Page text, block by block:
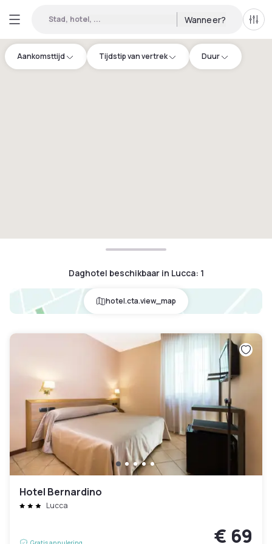
Stad, hotel, ... Wanneer?
Aankomsttijd Tijdstip van vertrek Duur
Daghotel beschikbaar in Lucca: 1
hotel.cta.view_map
Hotel Bernardino
Lucca
€ 69